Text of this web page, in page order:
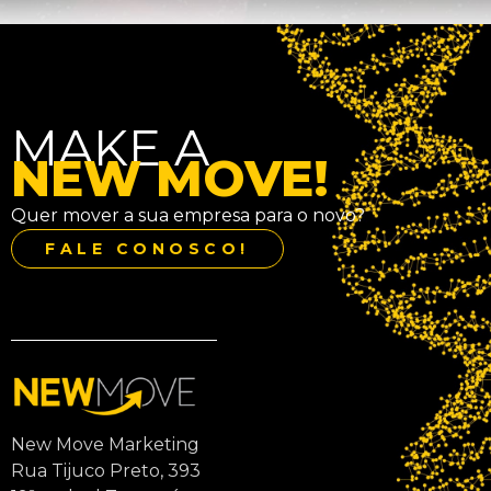
MAKE A
NEW MOVE!
Quer mover a sua empresa para o novo?
FALE CONOSCO!
New Move Marketing
Rua Tijuco Preto, 393